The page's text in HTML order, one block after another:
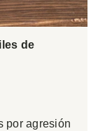
de
por agresión